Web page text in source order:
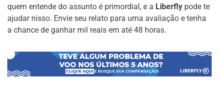
quem entende do assunto é primordial, e a Liberfly pode te
ajudar nisso. Envie seu relato para uma avaliação e tenha
a chance de ganhar mil reais em até 48 horas.